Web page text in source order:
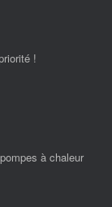
!
à chaleur